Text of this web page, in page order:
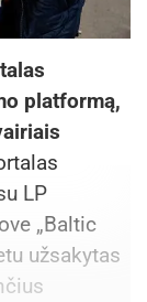
platformą,
LP
„Baltic
užsakytas